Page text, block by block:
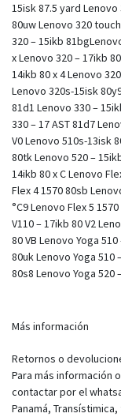
15isk 87.5 yard Lenovo
80uw Lenovo 320
320 – 15ikb
x Lenovo 320 – 17ikb
14ikb 80 x 4 Lenovo
Lenovo 320s-15isk
81d1 Lenovo 330 –
330 – 17 AST 81d7
V0 Lenovo 510s-13isk
80tk Lenovo 520 –
14ikb 80 x C Lenovo
Flex 4 1570 80sb
°C9 Lenovo Flex 5
V110 – 17ikb 80 V2
80 VB Lenovo Yoga
80uk Lenovo Yoga 510
80s8 Lenovo Yoga 520
Más información
Retornos o
Para más información
contactar por el
Panamá,